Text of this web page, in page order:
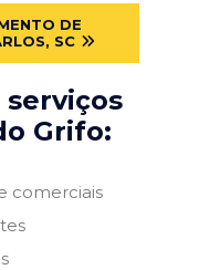
DE
SC
serviços
Grifo:
comerciais